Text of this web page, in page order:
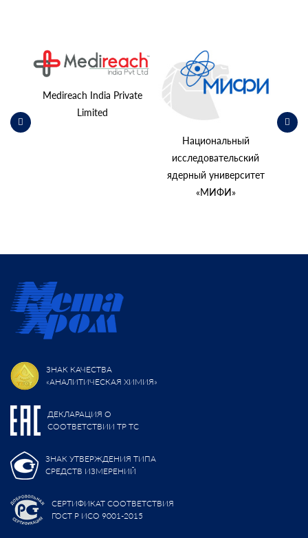
Medireach India Private
Limited
Национальный
исследовательский
ядерный университет
«МИФИ»
ЗНАК КАЧЕСТВА
«АНАЛИТИЧЕСКАЯ ХИМИЯ»
ДЕКЛАРАЦИЯ О
СООТВЕТСТВИИ ТР ТС
ЗНАК УТВЕРЖДЕНИЯ ТИПА
СРЕДСТВ ИЗМЕРЕНИЙ
СЕРТИФИКАТ СООТВЕТСТВИЯ
ГОСТ Р ИСО 9001-2015